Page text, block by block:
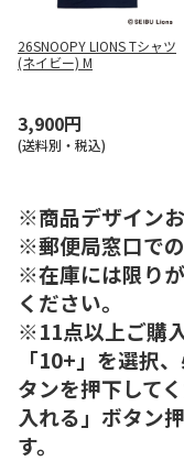
26SNOOPY LIONS Tシャツ
(ネイビー) M
3,900円
(送料別・税込)
※商品デザインお
※郵便局窓口での
※在庫には限り
ください。
※11点以上ご購
「10+」を選択
タンを押下して
入れる」ボタン
す。